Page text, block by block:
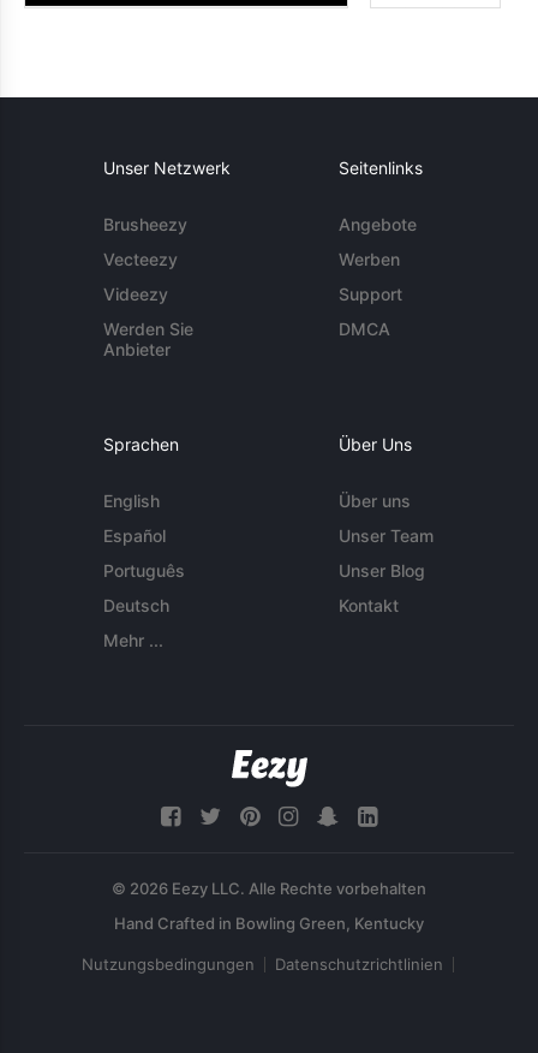
Unser Netzwerk
Brusheezy
Vecteezy
Videezy
Werden Sie
Anbieter
Seitenlinks
Angebote
Werben
Support
DMCA
Sprachen
English
Español
Português
Deutsch
Mehr ...
Über Uns
Über uns
Unser Team
Unser Blog
Kontakt
© 2026 Eezy LLC. Alle Rechte vorbehalten
Nutzungsbedingungen Datenschutzrichtlinien